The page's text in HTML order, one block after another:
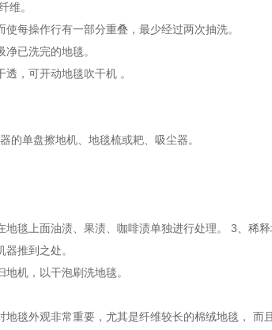
维。
每操作行有一部分重叠，最少经过两次抽洗。
已洗完的地毯。
，可开动地毯吹干机 。
的单盘擦地机、地毯梳或耙、吸尘器。
地毯上面油渍、果渍、咖啡渍单独进行处理。 3、稀
推到之处。
机，以干泡刷洗地毯。
地毯外观非常重要，尤其是纤维较长的棉绒地毯， 而